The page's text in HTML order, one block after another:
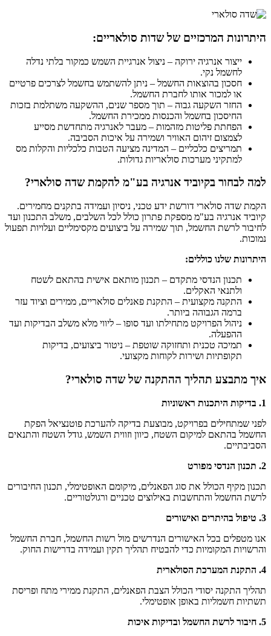
היתרונות המרכזיים של שדות סולאריים:
ייצור אנרגיה ירוקה – ניצול אנרגיית השמש כמקור בלתי נדלה
לחשמל נקי.
חסכון בהוצאות החשמל – ניתן להשתמש בחשמל לצרכים פרטיים
או למכור אותו לחברת החשמל.
החזר השקעה גבוה – תוך מספר שנים, ההשקעה משתלמת בזכות
החיסכון בחשמל והכנסות ממכירת החשמל.
הפחתת פליטות מזהמות – מעבר לאנרגיה מתחדשת מסייע
לצמצום זיהום האוויר ושמירה על איכות הסביבה.
תמריצים כלכליים – המדינה מציעה הטבות כלכליות והקלות מס
למתקיני מערכות סולאריות גדולות.
למה לבחור בקיוביד אנרגיה בע"מ להקמת שדה סולארי?
הקמת שדה סולארי דורשת ידע טכני, ניסיון ועמידה בתקנים מחמירים.
קיוביד אנרגיה בע"מ מספקת פתרון כולל לכל השלבים, משלב התכנון ועד
לחיבור לרשת החשמל, תוך שמירה על ביצועים מקסימליים ועלויות תפעול
נמוכות.
היתרונות שלנו כוללים:
תכנון הנדסי מתקדם – תכנון מותאם אישית בהתאם לשטח
ולתנאי האקלים.
התקנה מקצועית – התקנת פאנלים סולאריים, ממירים וציוד עזר
ברמה הגבוהה ביותר.
ניהול הפרויקט מתחילתו ועד סופו – ליווי מלא משלב הבדיקות ועד
ההפעלה.
תמיכה טכנית ותחזוקה שוטפת – ניטור ביצועים, בדיקות
תקופתיות ושירות לקוחות מקצועי.
איך מתבצע תהליך ההתקנה של שדה סולארי?
1. בדיקות היתכנות ראשוניות
לפני שמתחילים בפרויקט, מבוצעת בדיקה להערכת פוטנציאל הפקת
החשמל בהתאם למיקום השטח, כיוון וזווית השמש, גודל השטח והתנאים
הסביבתיים.
2. תכנון הנדסי מפורט
תכנון מקיף הכולל את סוג הפאנלים, מיקומם האופטימלי, תכנון החיבורים
לרשת החשמל והתחשבות באילוצים טכניים ורגולטוריים.
3. טיפול בהיתרים ואישורים
אנו מטפלים בכל האישורים הנדרשים מול רשות החשמל, חברת החשמל
והרשויות המקומיות כדי להבטיח תהליך תקין ועמידה בדרישות החוק.
4. התקנת המערכת הסולארית
תהליך התקנה יסודי הכולל הצבת הפאנלים, התקנת ממירי מתח ופריסת
תשתיות חשמליות באופן אופטימלי.
5. חיבור לרשת החשמל ובדיקות איכות